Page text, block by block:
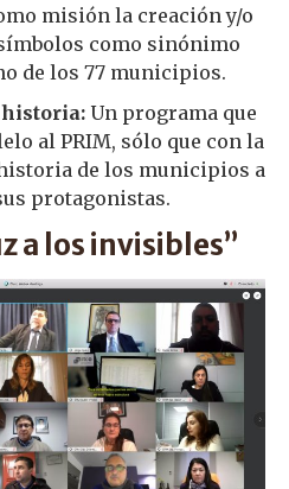
misión la creación y/o
como sinónimo
de los 77 municipios.
historia: Un programa que
al PRIM, sólo que con la
de los municipios a
protagonistas.
a los invisibles”